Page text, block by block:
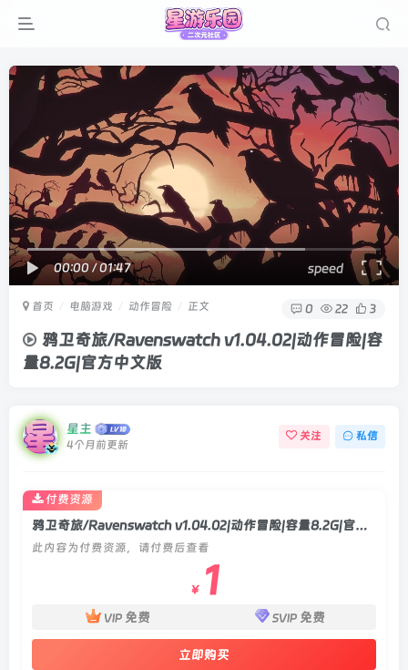
00:00 /01:47 speed
首页 电脑游戏 动作冒险 正文 0 22 3
鸦卫奇旅/Ravenswatch v1.04.02|动作冒险|容
量8.2G|官方中文版
星主
4个月前更新
关注 私信
鸦卫奇旅/Ravenswatch v1.04.02|动作冒险|容量8.2G|官方中文版
此内容为付费资源，请付费后查看
￥ 1
VIP 免费 SVIP 免费
立即购买
付费资源